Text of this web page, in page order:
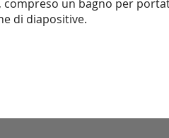
un bagno per
di diapositive.